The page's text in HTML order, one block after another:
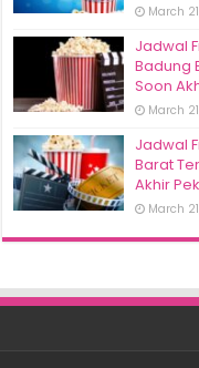
March
Jadwal
Badung
Soon
March
Jadwal
Barat
Akhir
March